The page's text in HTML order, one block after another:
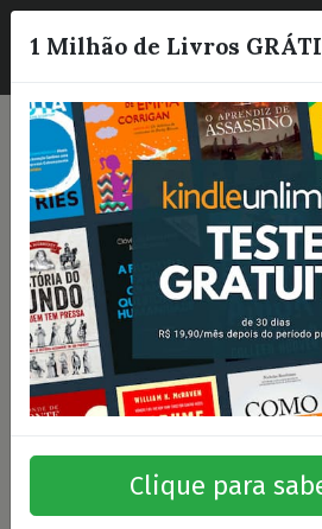
1 Milhão de Livros
Clique para